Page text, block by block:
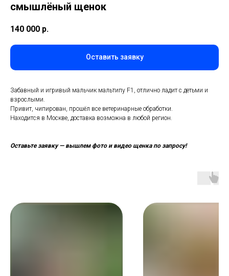
смышлёный щенок
140 000 р.
Оставить заявку
Забавный и игривый мальчик мальтипу F1, отлично ладит с детьми и
взрослыми.
Привит, чипирован, прошёл все ветеринарные обработки.
Находится в Москве, доставка возможна в любой регион.
Оставьте заявку — вышлем фото и видео щенка по запросу!